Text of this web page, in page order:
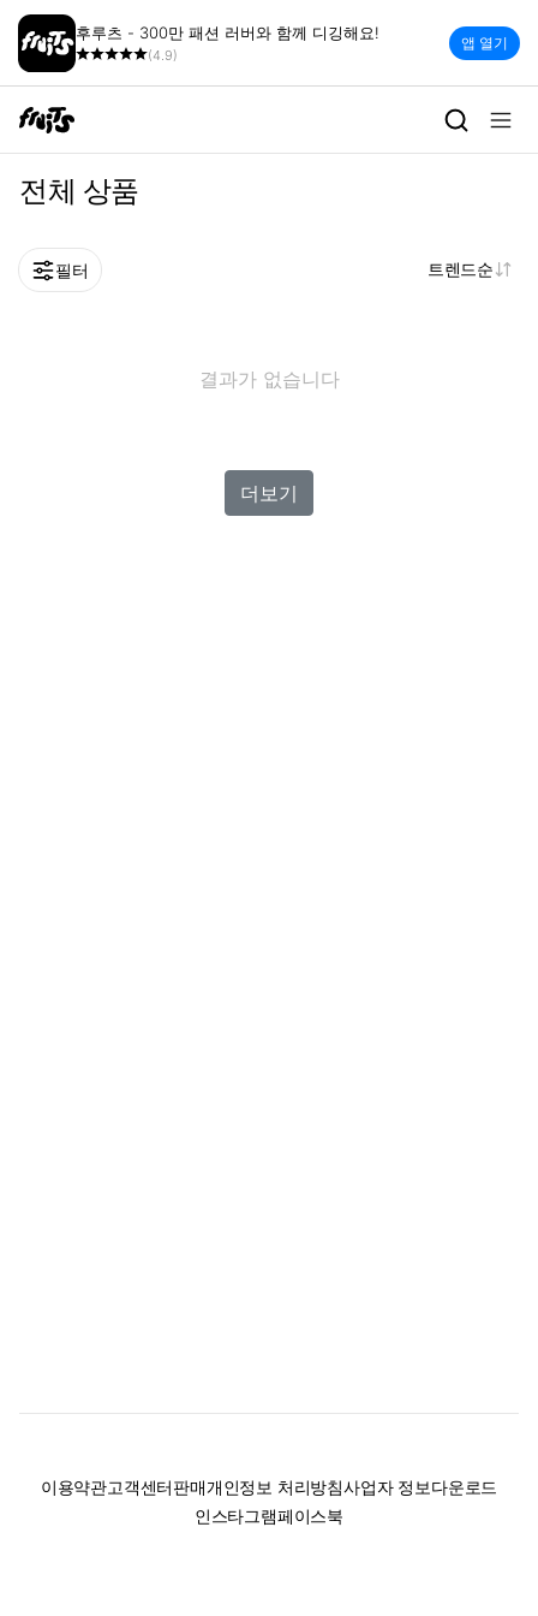
후루츠 - 300만 패션 러버와 함께 디깅해요!
(4.9)
앱 열기
전체 상품
필터 트렌드순
결과가 없습니다
더보기
이용약관고객센터판매개인정보 처리방침사업자 정보다운로드
인스타그램페이스북